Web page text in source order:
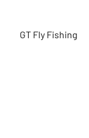
GT Fly Fishing